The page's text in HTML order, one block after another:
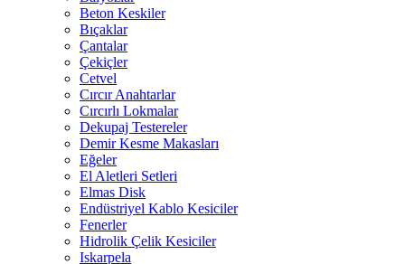
Beton Keskiler
Bıçaklar
Çantalar
Çekiçler
Cetvel
Cırcır Anahtarlar
Cırcırlı Lokmalar
Dekupaj Testereler
Demir Kesme Makasları
Eğeler
El Aletleri Setleri
Elmas Disk
Endüstriyel Kablo Kesiciler
Fenerler
Hidrolik Çelik Kesiciler
Iskarpela